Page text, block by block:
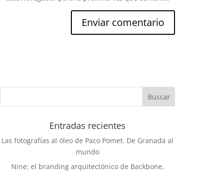
Entradas recientes
Las fotografías al óleo de Paco Pomet. De Granada al
mundo
Nine: el branding arquitectónico de Backbone.